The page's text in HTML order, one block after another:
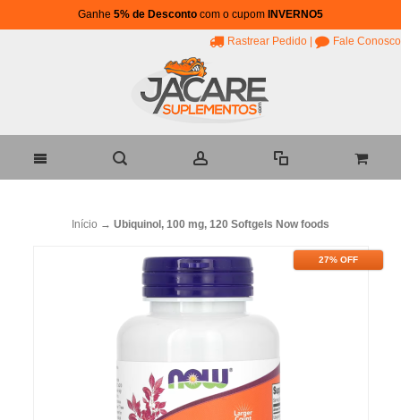
Ganhe 5% de Desconto com o cupom INVERNO5
Rastrear Pedido Fale Conosco
Início → Ubiquinol, 100 mg, 120 Softgels Now foods
27% OFF